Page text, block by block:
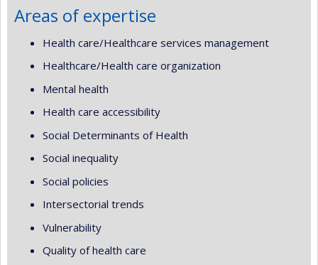
Areas of expertise
Health care/Healthcare services management
Healthcare/Health care organization
Mental health
Health care accessibility
Social Determinants of Health
Social inequality
Social policies
Intersectorial trends
Vulnerability
Quality of health care